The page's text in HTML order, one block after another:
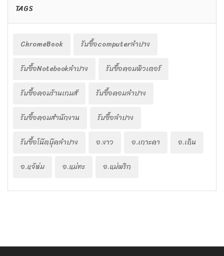
TAGS
ChromeBook
รับซื้อcomputerลำปาง
รับซื้อNotebookลำปาง
รับซื้อคอมพิวเตอร์
รับซื้อคอมร้านเกมส์
รับซื้อคอมลำปาง
รับซื้อคอมสำนักงาน
รับซื้อลำปาง
รับซื้อโน๊ตบุ๊คลำปาง
อ.งาว อ.เกาะคา
อ.เถิน
อ.แจ้ห่ม
อ.แม่ทะ อ.แม่พริก